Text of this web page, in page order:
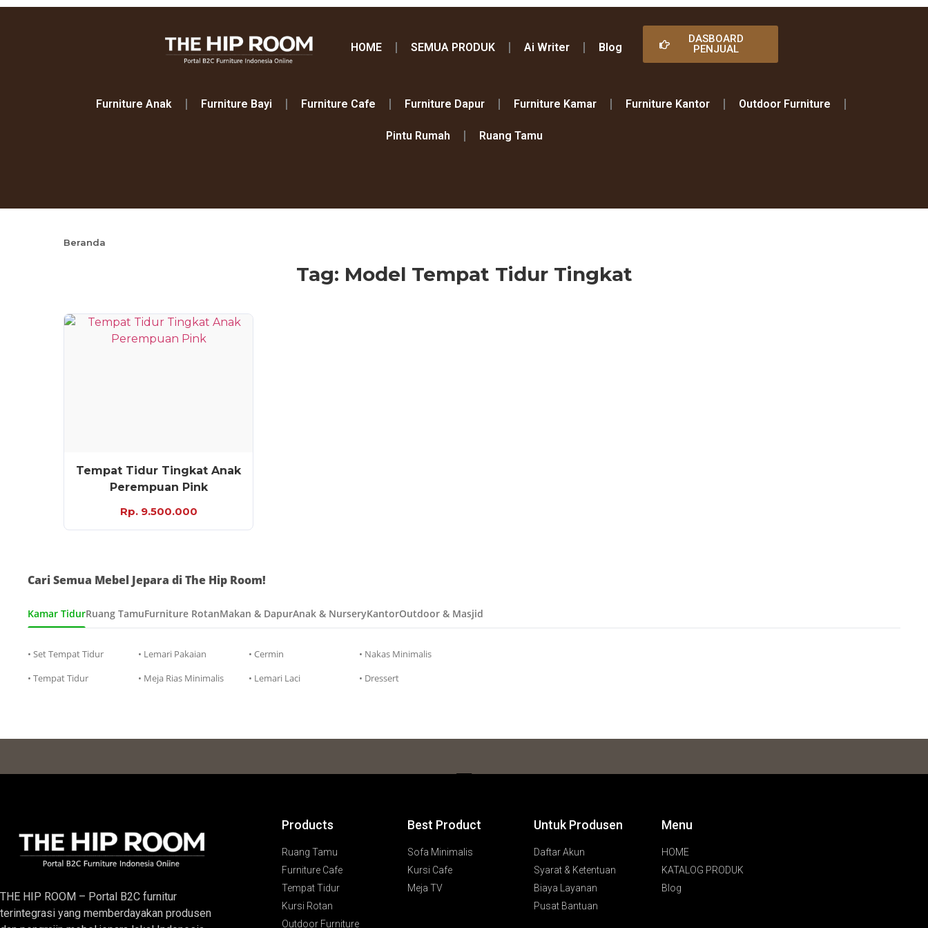
HOME SEMUA PRODUK Ai Writer Blog
DASBOARD
PENJUAL
Furniture Anak Furniture Bayi Furniture Cafe Furniture Dapur Furniture Kamar Furniture Kantor Outdoor Furniture
Pintu Rumah Ruang Tamu
Beranda
Tag: Model Tempat Tidur Tingkat
Tempat Tidur Tingkat Anak
Perempuan Pink
Rp. 9.500.000
Cari Semua Mebel Jepara di The Hip Room!
Kamar TidurRuang TamuFurniture RotanMakan & DapurAnak & NurseryKantorOutdoor & Masjid
• Set Tempat Tidur
• Tempat Tidur
• Lemari Pakaian
• Meja Rias Minimalis
• Cermin
• Lemari Laci
• Nakas Minimalis
• Dressert
THE HIP ROOM – Portal B2C furnitur
terintegrasi yang memberdayakan produsen
Products
Ruang Tamu
Furniture Cafe
Tempat Tidur
Kursi Rotan
Outdoor Furniture
Best Product
Sofa Minimalis
Kursi Cafe
Meja TV
Untuk Produsen
Daftar Akun
Syarat & Ketentuan
Biaya Layanan
Pusat Bantuan
Menu
HOME
KATALOG PRODUK
Blog